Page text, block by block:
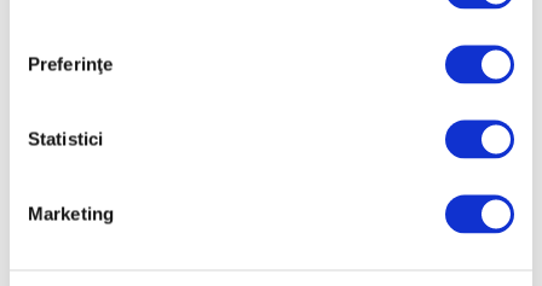
Preferinţe
Statistici
Marketing